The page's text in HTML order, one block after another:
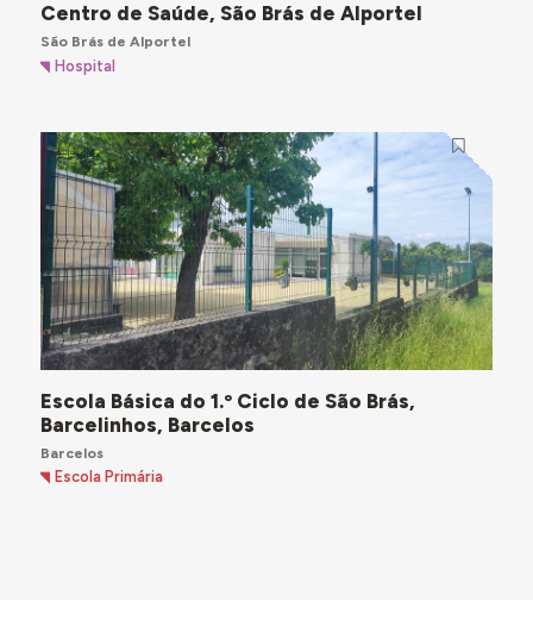
Centro de Saúde, São Brás de Alportel
São Brás de Alportel
Hospital
Escola Básica do 1.º Ciclo de São Brás,
Barcelinhos, Barcelos
Barcelos
Escola Primária